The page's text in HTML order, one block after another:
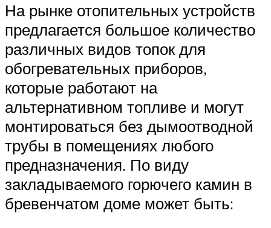
На рынке отопительных устройств
предлагается большое количество
различных видов топок для
обогревательных приборов,
которые работают на
альтернативном топливе и могут
монтироваться без дымоотводной
трубы в помещениях любого
предназначения. По виду
закладываемого горючего камин в
бревенчатом доме может быть: